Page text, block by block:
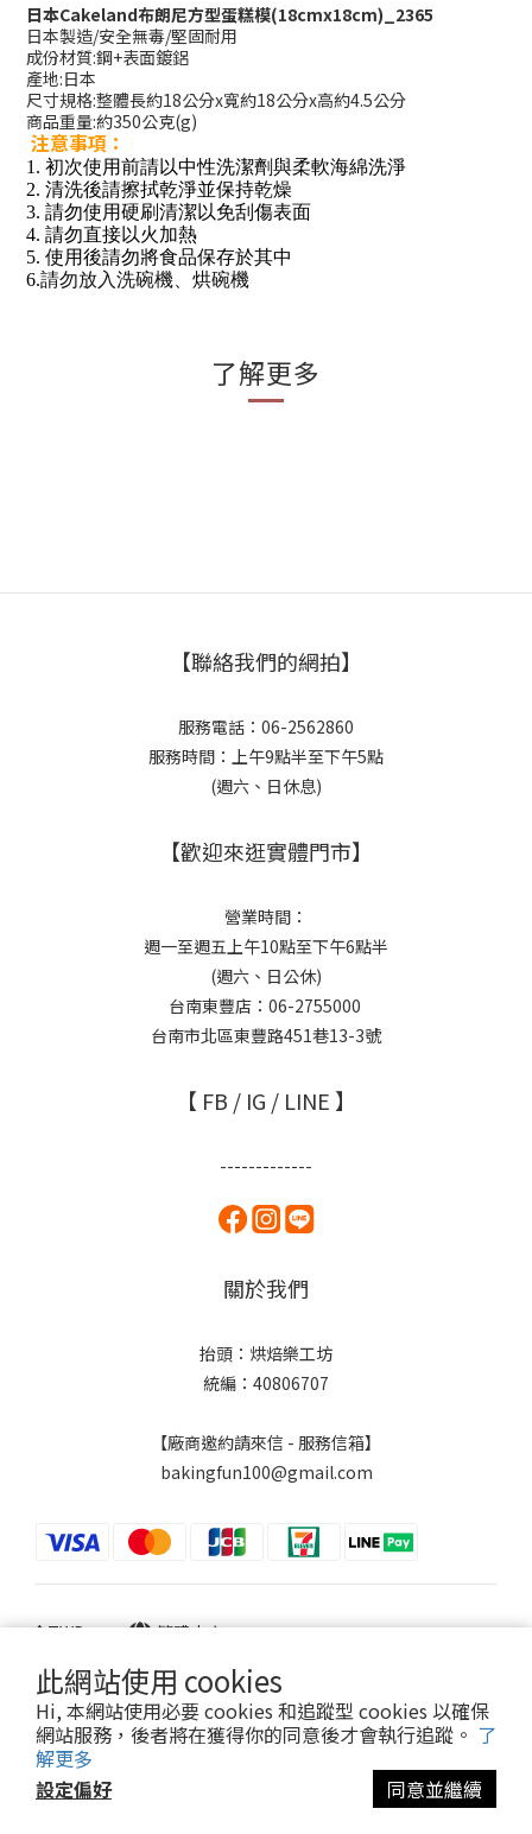
此網站使用 cookies
Hi, 本網站使用必要 cookies 和追蹤型 cookies 以確保
網站服務，後者將在獲得你的同意後才會執行追蹤。 了
解更多
設定偏好
同意並繼續
日本Cakeland布朗尼方型蛋糕模(18cmx18cm)_2365
日本製造/安全無毒/堅固耐用
成份材質:鋼+表面鍍鋁
產地:日本
尺寸規格:整體長約18公分x寬約18公分x高約4.5公分
商品重量:約350公克(g)
注意事項：
1. 初次使用前請以中性洗潔劑與柔軟海綿洗淨
2. 清洗後請擦拭乾淨並保持乾燥
3. 請勿使用硬刷清潔以免刮傷表面
4. 請勿直接以火加熱
5. 使用後請勿將食品保存於其中
6.請勿放入洗碗機、烘碗機
了解更多
【聯絡我們的網拍】
服務電話：06-2562860
服務時間：上午9點半至下午5點
(週六、日休息)
【歡迎來逛實體門市】
營業時間：
週一至週五上午10點至下午6點半
(週六、日公休)
台南東豐店：06-2755000
台南市北區東豐路451巷13-3號
【 FB / IG / LINE 】
-------------
關於我們
抬頭：烘焙樂工坊
統編：40806707
【廠商邀約請來信 - 服務信箱】
bakingfun100@gmail.com
$TWD 繁體中文